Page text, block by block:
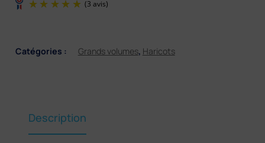
Catégories : Grands volumes, Haricots
Description